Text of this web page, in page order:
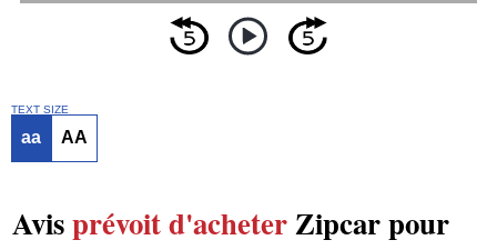
TEXT SIZE
aa AA
Avisprévoit d'acheterZipcar pour